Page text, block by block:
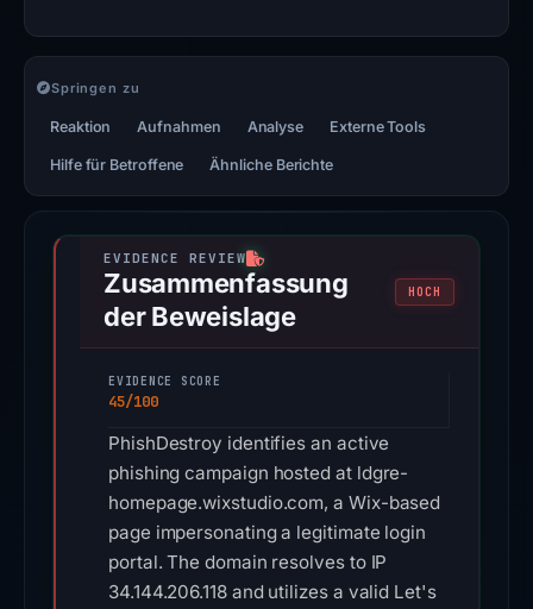
Springen zu
Reaktion Aufnahmen Analyse Externe Tools
Hilfe für Betroffene Ähnliche Berichte
Zusammenfassung
der Beweislage
HOCH
EVIDENCE SCORE
45/100
PhishDestroy identifies an active
phishing campaign hosted at ldgre-
homepage.wixstudio.com, a Wix-based
page impersonating a legitimate login
portal. The domain resolves to IP
34.144.206.118 and utilizes a valid Let's